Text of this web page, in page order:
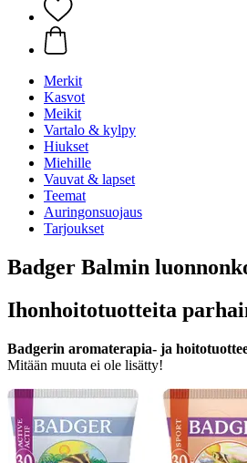
Merkit
Kasvot
Meikit
Vartalo & kylpy
Hiukset
Miehille
Vauvat & lapset
Teemat
Auringonsuojaus
Tarjoukset
Badger Balmin
Ihonhoitotuotteita
Badgerin aromaterapia- ja
Mitään muuta ei ole lisätty!